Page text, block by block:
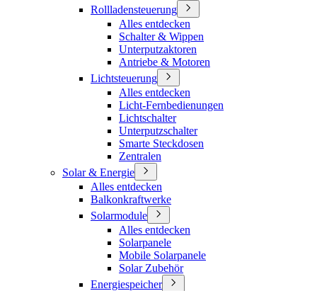
Rollladensteuerung
Alles entdecken
Schalter & Wippen
Unterputzaktoren
Antriebe & Motoren
Lichtsteuerung
Alles entdecken
Licht-Fernbedienungen
Lichtschalter
Unterputzschalter
Smarte Steckdosen
Zentralen
Solar & Energie
Alles entdecken
Balkonkraftwerke
Solarmodule
Alles entdecken
Solarpanele
Mobile Solarpanele
Solar Zubehör
Energiespeicher